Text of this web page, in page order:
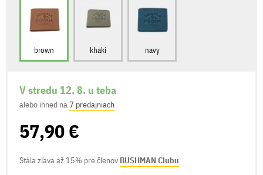
brown khaki navy
V stredu 12. 8. u teba
alebo ihned na7 predajniach
57,90 €
Stála zľava až 15% pre členov BUSHMAN Clubu